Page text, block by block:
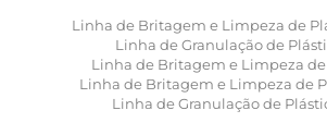
Linha de Britagem e Limpeza de
Linha de Granulação de
Linha de Britagem e Limpeza de
Linha de Britagem e Limpeza de
Linha de Granulação de